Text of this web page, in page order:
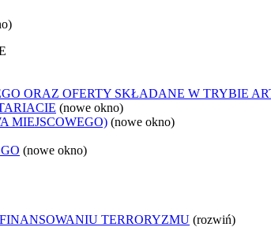
ORAZ OFERTY SKŁADANE W TRYBIE
(nowe okno)
MIEJSCOWEGO) (nowe okno)
(nowe okno)
TERRORYZMU (rozwiń)